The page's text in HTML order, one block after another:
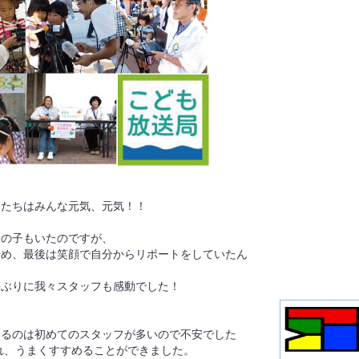
ちはみんな元気、元気！！
子もいたのですが、
、最後は笑顔で自分からリポートをしていたん
りに我々スタッフも感動でした！
のは初めてのスタッフが多いので不安でした
うまくすすめることができました。